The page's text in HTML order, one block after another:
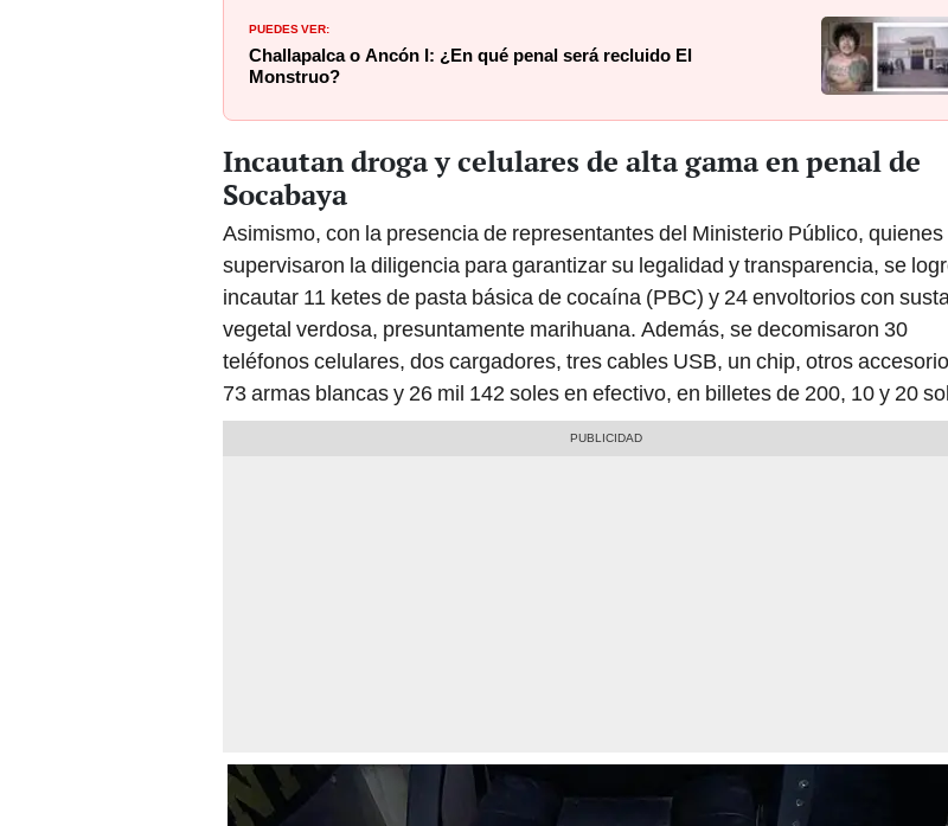
PUEDES VER:
Challapalca o Ancón I: ¿En qué penal será recluido El
Monstruo?
Incautan droga y celulares de alta gama en penal de
Socabaya
Asimismo, con la presencia de representantes del Ministerio Público, quienes
supervisaron la diligencia para garantizar su legalidad y transparencia, se
incautar 11 ketes de pasta básica de cocaína (PBC) y 24 envoltorios con
vegetal verdosa, presuntamente marihuana. Además, se decomisaron 30
teléfonos celulares, dos cargadores, tres cables USB, un chip, otros
73 armas blancas y 26 mil 142 soles en efectivo, en billetes de 200, 10 y 20